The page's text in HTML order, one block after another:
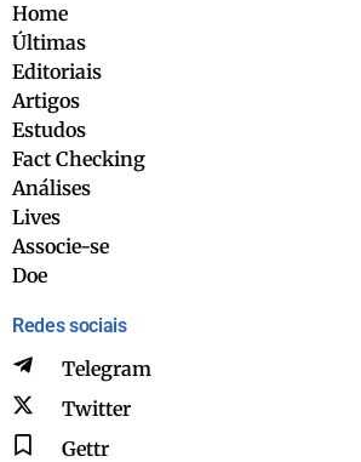
Home
Últimas
Editoriais
Artigos
Estudos
Fact Checking
Análises
Lives
Associe-se
Doe
Redes sociais
Telegram
Twitter
Gettr